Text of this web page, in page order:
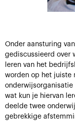
Onder aansturing
gediscussieerd over
leren van het
worden op het juiste
wat kun je hiervan
deelde twee
gebrekkige